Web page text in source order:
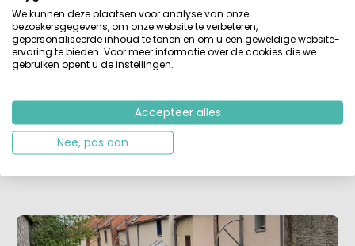
huisjes liggen aan de vele kanalen die door de stad lopen.
We kunnen deze plaatsen voor analyse van onze
bezoekersgegevens, om onze website te verbeteren,
gepersonaliseerde inhoud te tonen en om u een geweldige website-
ervaring te bieden. Voor meer informatie over de cookies die we
gebruiken opent u de instellingen.
Accepteer alles
Nee, pas aan